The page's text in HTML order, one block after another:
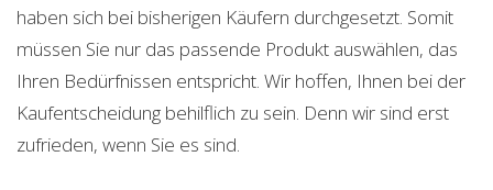
haben sich bei bisherigen Käufern durchgesetzt. Somit
müssen Sie nur das passende Produkt auswählen, das
Ihren Bedürfnissen entspricht. Wir hoffen, Ihnen bei der
Kaufentscheidung behilflich zu sein. Denn wir sind erst
zufrieden, wenn Sie es sind.